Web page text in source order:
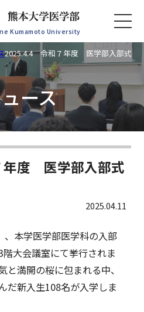
Kumamoto University
2025.4.4 令和７年度 医学部入部式
ース
度 医学部入部式
2025.04.11
本学医学部医学科の入部
大会議室にて挙行されま
と満開の桜に包まれる中、
だ新入生108名が入学しま